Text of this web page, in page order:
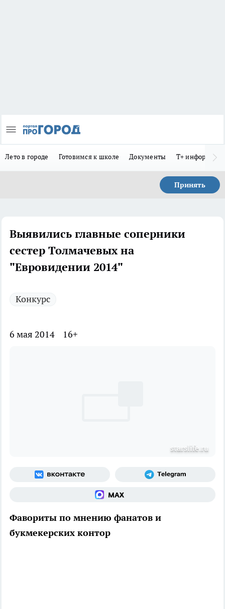
Лето в городе Готовимся к школе Документы Т+
Принять
Выявились главные соперники
сестер Толмачевых на
"Евровидении 2014"
Конкурс
6 мая 2014 16+
starslife.ru
Фавориты по мнению фанатов и
букмекерских контор